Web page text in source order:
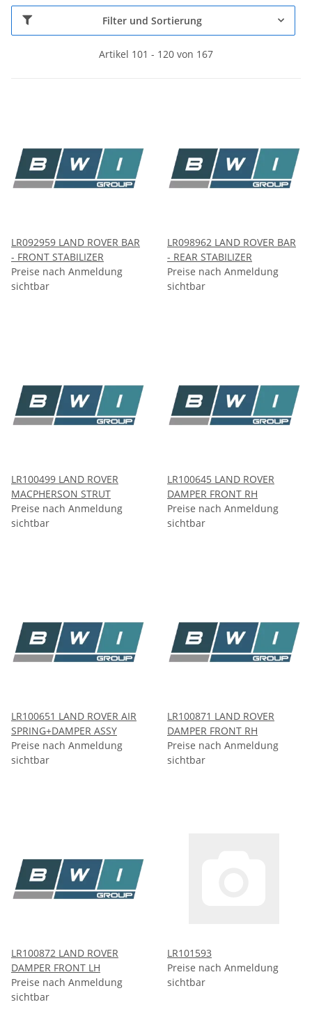
Filter und Sortierung
Artikel 101 - 120 von 167
LR092959 LAND ROVER BAR
- FRONT STABILIZER
Preise nach Anmeldung
sichtbar
LR098962 LAND ROVER BAR
- REAR STABILIZER
Preise nach Anmeldung
sichtbar
LR100499 LAND ROVER
MACPHERSON STRUT
Preise nach Anmeldung
sichtbar
LR100645 LAND ROVER
DAMPER FRONT RH
Preise nach Anmeldung
sichtbar
LR100651 LAND ROVER AIR
SPRING+DAMPER ASSY
Preise nach Anmeldung
sichtbar
LR100871 LAND ROVER
DAMPER FRONT RH
Preise nach Anmeldung
sichtbar
LR100872 LAND ROVER
DAMPER FRONT LH
Preise nach Anmeldung
sichtbar
LR101593
Preise nach Anmeldung
sichtbar